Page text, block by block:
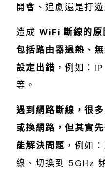
開會、追劇還是打
造成 WiFi 斷線的原
包括路由器過熱、
設定出錯 ，例如：
等。
遇到網路斷線，很
或換網路，但其實
能解決問題 ，例如
線、切換到 5GHz